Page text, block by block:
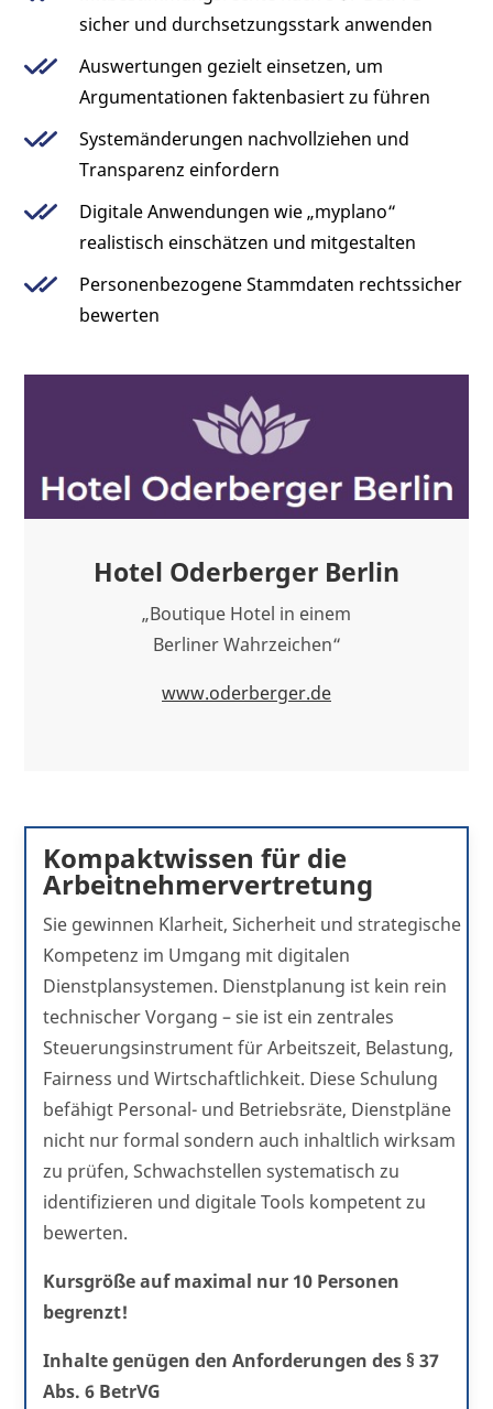
sicher und durchsetzungsstark anwenden
Auswertungen gezielt einsetzen, um
Argumentationen faktenbasiert zu führen
Systemänderungen nachvollziehen und
Transparenz einfordern
Digitale Anwendungen wie „myplano“
realistisch einschätzen und mitgestalten
Personenbezogene Stammdaten rechtssicher
bewerten
Hotel Oderberger Berlin
„Boutique Hotel in einem
Berliner Wahrzeichen“
www.oderberger.de
Kompaktwissen für die
Arbeitnehmervertretung
Sie gewinnen Klarheit, Sicherheit und strategische
Kompetenz im Umgang mit digitalen
Dienstplansystemen. Dienstplanung ist kein rein
technischer Vorgang – sie ist ein zentrales
Steuerungsinstrument für Arbeitszeit, Belastung,
Fairness und Wirtschaftlichkeit. Diese Schulung
befähigt Personal- und Betriebsräte, Dienstpläne
nicht nur formal sondern auch inhaltlich wirksam
zu prüfen, Schwachstellen systematisch zu
identifizieren und digitale Tools kompetent zu
bewerten.
Kursgröße auf maximal nur 10 Personen
begrenzt!
Inhalte genügen den Anforderungen des § 37
Abs. 6 BetrVG